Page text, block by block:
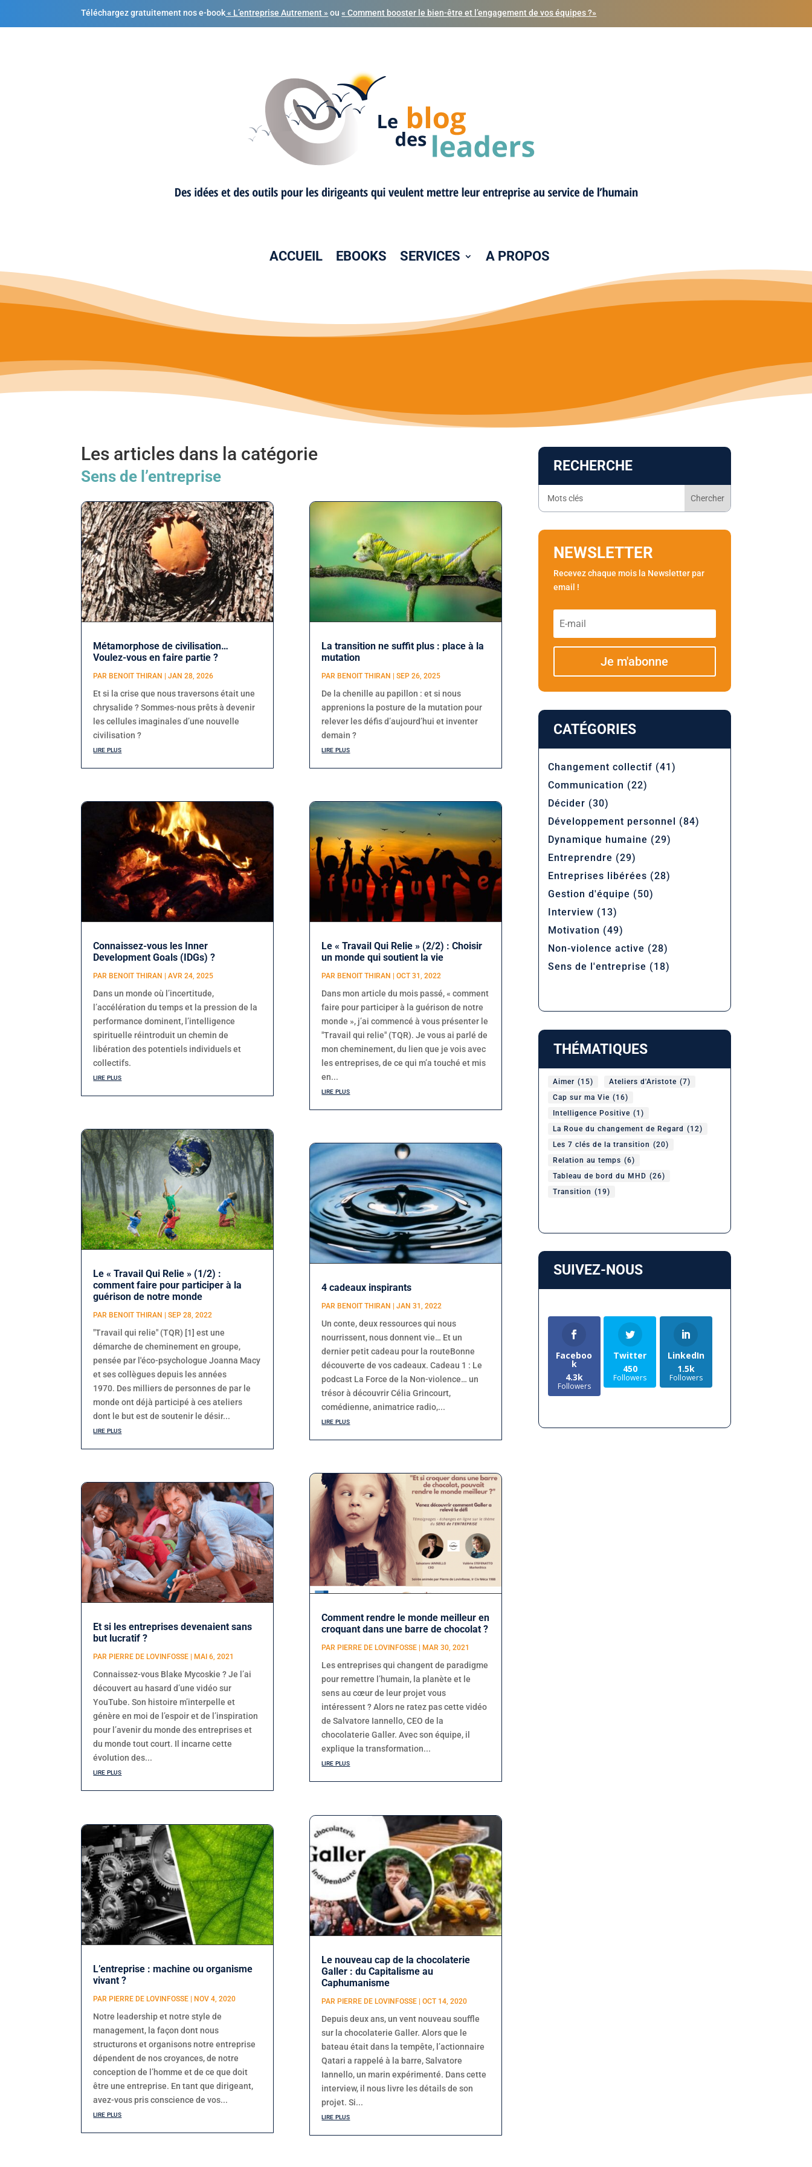
Téléchargez gratuitement nos e-book« L’entreprise Autrement » ou« Comment booster le bien-être et l’engagement de vos équipes ?»
ACCUEIL EBOOKS SERVICES A PROPOS
Les articles dans la catégorie
Sens de l’entreprise
Métamorphose de civilisation…
Voulez-vous en faire partie ?
PARBENOIT THIRAN |JAN 28, 2026
Et si la crise que nous traversons était une
chrysalide ? Sommes-nous prêts à devenir
les cellules imaginales d’une nouvelle
civilisation ?
lire plus
Connaissez-vous les Inner
Development Goals (IDGs) ?
PAR BENOIT THIRAN |AVR 24, 2025
Dans un monde où l’incertitude,
l’accélération du temps et la pression de la
performance dominent, l’intelligence
spirituelle réintroduit un chemin de
libération des potentiels individuels et
collectifs.
lire plus
Le « Travail Qui Relie » (1/2) :
comment faire pour participer à la
guérison de notre monde
PAR BENOIT THIRAN |SEP 28, 2022
"Travail qui relie" (TQR) [1] est une
démarche de cheminement en groupe,
pensée par l'éco-psychologue Joanna Macy
et ses collègues depuis les années
1970. Des milliers de personnes de par le
monde ont déjà participé à ces ateliers
dont le but est de soutenir le désir...
lire plus
Et si les entreprises devenaient sans
but lucratif ?
PAR PIERRE DE LOVINFOSSE MAI 6, 2021
Connaissez-vous Blake Mycoskie ? Je l’ai
découvert au hasard d’une vidéo sur
YouTube. Son histoire m’interpelle et
génère en moi de l’espoir et de l’inspiration
pour l’avenir du monde des entreprises et
du monde tout court. Il incarne cette
évolution des...
lire plus
L’entreprise : machine ou organisme
vivant ?
PARPIERRE DE LOVINFOSSE |NOV 4, 2020
Notre leadership et notre style de
management, la façon dont nous
structurons et organisons notre entreprise
dépendent de nos croyances, de notre
conception de l’homme et de ce que doit
être une entreprise. En tant que dirigeant,
avez-vous pris conscience de vos...
lire plus
La transition ne suffit plus : place à la
mutation
PARBENOIT THIRAN |SEP 26, 2025
De la chenille au papillon : et si nous
apprenions la posture de la mutation pour
relever les défis d’aujourd’hui et inventer
demain ?
lire plus
Le « Travail Qui Relie » (2/2) : Choisir
un monde qui soutient la vie
PAR BENOIT THIRAN |OCT 31, 2022
Dans mon article du mois passé, « comment
faire pour participer à la guérison de notre
monde », j’ai commencé à vous présenter le
"Travail qui relie" (TQR). Je vous ai parlé de
mon cheminement, du lien que je vois avec
les entreprises, de ce qui m’a touché et mis
en...
lire plus
4 cadeaux inspirants
PAR BENOIT THIRAN |JAN 31, 2022
Un conte, deux ressources qui nous
nourrissent, nous donnent vie… Et un
dernier petit cadeau pour la routeBonne
découverte de vos cadeaux. Cadeau 1 : Le
podcast La Force de la Non-violence… un
trésor à découvrir Célia Grincourt,
comédienne, animatrice radio,...
lire plus
Comment rendre le monde meilleur en
croquant dans une barre de chocolat ?
PAR PIERRE DE LOVINFOSSE MAR 30, 2021
Les entreprises qui changent de paradigme
pour remettre l’humain, la planète et le
sens au cœur de leur projet vous
intéressent ? Alors ne ratez pas cette vidéo
de Salvatore Iannello, CEO de la
chocolaterie Galler. Avec son équipe, il
explique la transformation...
lire plus
Le nouveau cap de la chocolaterie
Galler : du Capitalisme au
Caphumanisme
PARPIERRE DE LOVINFOSSE |OCT 14, 2020
Depuis deux ans, un vent nouveau souffle
sur la chocolaterie Galler. Alors que le
bateau était dans la tempête, l’actionnaire
Qatari a rappelé à la barre, Salvatore
Iannello, un marin expérimenté. Dans cette
interview, il nous livre les détails de son
projet. Si...
lire plus
RECHERCHE
NEWSLETTER
Recevez chaque mois la Newsletter par
email !
Je m'abonne
CATÉGORIES
Changement collectif (41)
Communication (22)
Décider (30)
Développement personnel (84)
Dynamique humaine (29)
Entreprendre (29)
Entreprises libérées (28)
Gestion d'équipe (50)
Interview (13)
Motivation (49)
Non-violence active (28)
Sens de l'entreprise (18)
THÉMATIQUES
Aimer (15) Ateliers d'Aristote (7)
Cap sur ma Vie (16)
Intelligence Positive (1)
La Roue du changement de Regard (12)
Les 7 clés de la transition (20)
Relation au temps (6)
Tableau de bord du MHD (26)
Transition (19)
SUIVEZ-NOUS
Faceboo
k
4.3k
Followers
Twitter
450
Followers
LinkedIn
1.5k
Followers